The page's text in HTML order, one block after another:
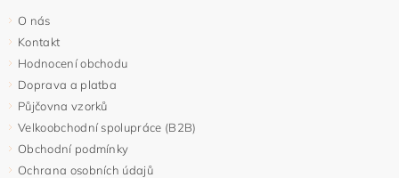
O nás
Kontakt
Hodnocení obchodu
Doprava a platba
Půjčovna vzorků
Velkoobchodní spolupráce (B2B)
Obchodní podmínky
Ochrana osobních údajů